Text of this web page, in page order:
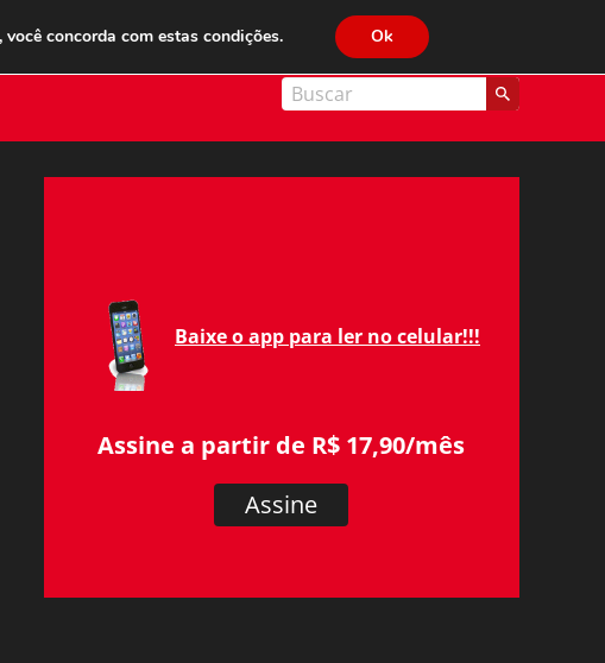
LEGAL JC FM 89.1
Baixe o app para ler no celular!!!
Assine a partir de R$ 17,90/mês
Assine
concorda com estas condições. Ok